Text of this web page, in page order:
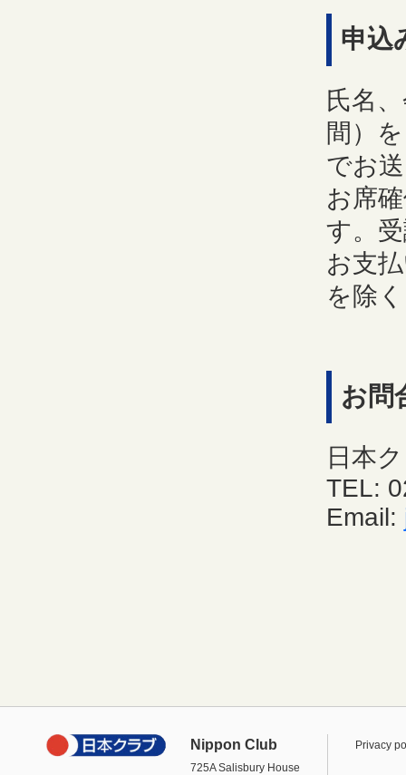
申込
氏名
間）
でお
お席
す。
お支
を除
お問
日本
TEL:
Email:
Nippon Club
725A Salisbury House
Privacy